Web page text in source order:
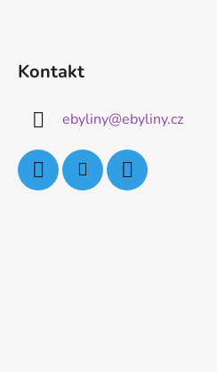
Kontakt
ebyliny@ebyliny.cz